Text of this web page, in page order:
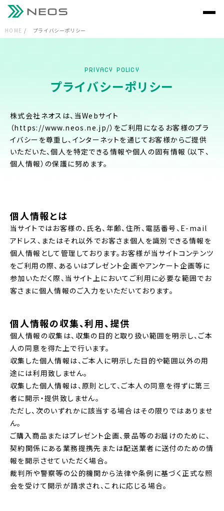
HOME プライバシーポリシー
PRIVACY POLICY
プライバシーポリシー
株式会社ネオスは、当Webサイト
（https://www.neos.ne.jp/）をご利用になるお客様のプラ
イバシーを尊重し、インターネットを通じてお客様からご提供
いただいた、個人を特定できる情報や個人の固有情報（以下、
個人情報）の保護に努めます。
個人情報とは
当サイトではお客様の、氏名、年齢、住所、電話番号、E-mail
アドレス、またはそれ以外でお客さま個人を識別できる情報を
個人情報として管理しております。お客様が当サイトコンテンツ
をご利用の際、あるいはプレゼント企画やアンケート企画等に
参加いただく際、当サイト上においてご利用に必要な範囲でお
客さまに個人情報のご入力をいただいております。
個人情報の収集、利用、提供
個人情報の収集は、収集の目的と取り扱い範囲を明示し、ご本
人の同意を得た上で行います。
収集した個人情報は、ご本人に明示した目的や範囲以外の用
途には利用致しません。
収集した個人情報は、原則として、ご本人の同意を得ずに第三
者に開示・提供致しません。
ただし、次のいずれかに該当する場合はその限りではありませ
ん。
ご購入商品またはプレゼント企画、景品等のお届けのために、
契約関係にある業務提携先または配送業者に送付のための情
報を開示させていただく場合。
裁判所や警察等の公的機関から法律や条例に基づく正式な照
会を受けて開示が請求され、これに応じる場合。